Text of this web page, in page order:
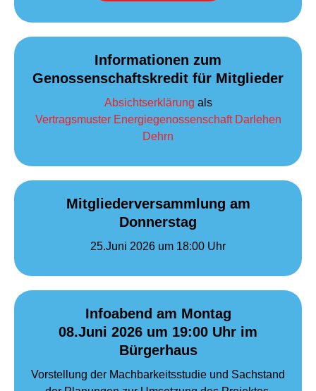
Informationen zum
Genossenschaftskredit für Mitglieder
Absichtserklärung als
Vertragsmuster Energiegenossenschaft Darlehen
Dehrn
Mitgliederversammlung am
Donnerstag
25.Juni 2026 um 18:00 Uhr
Infoabend am Montag
08.Juni 2026 um 19:00 Uhr im
Bürgerhaus
Vorstellung der Machbarkeitsstudie und Sachstand